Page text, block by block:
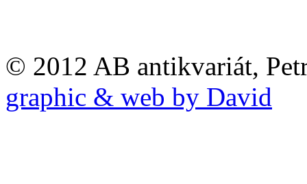
© 2012 AB antikvariát,
graphic & web by David